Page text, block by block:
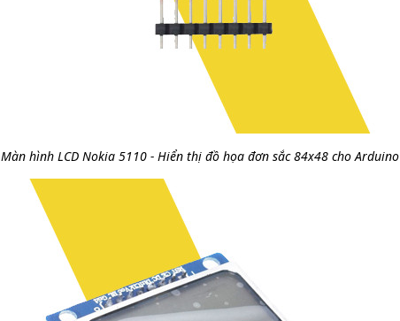
Màn hình LCD Nokia 5110 - Hiển thị đồ họa đơn sắc 84x48 cho Arduino